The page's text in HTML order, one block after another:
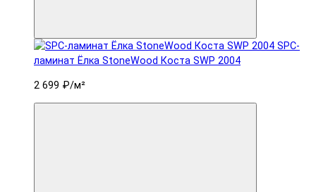
SPC-
ламинат Ëлка StoneWood Коста SWP 2004
2 699 ₽/м²